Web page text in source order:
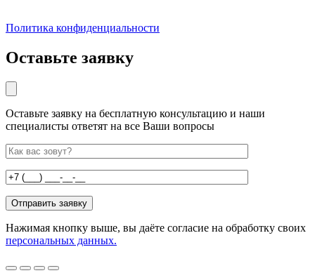
Политика конфиденциальности
Оставьте заявку
Оставьте заявку на бесплатную консультацию и наши
специалисты ответят на все Ваши вопросы
Нажимая кнопку выше, вы даёте согласие на обработку своих
персональных данных.